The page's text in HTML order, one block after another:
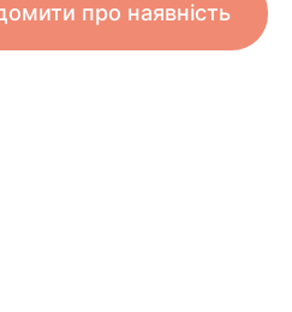
про наявність